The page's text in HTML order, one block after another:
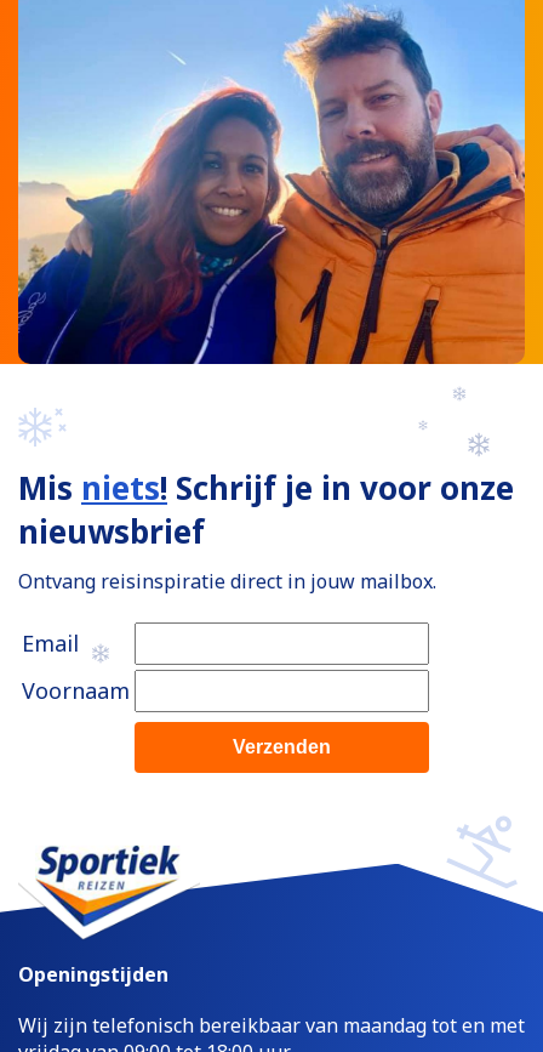
Mis niets! Schrijf je in voor onze
nieuwsbrief
Ontvang reisinspiratie direct in jouw mailbox.
Email
Voornaam
Openingstijden
Wij zijn telefonisch bereikbaar van maandag tot en met